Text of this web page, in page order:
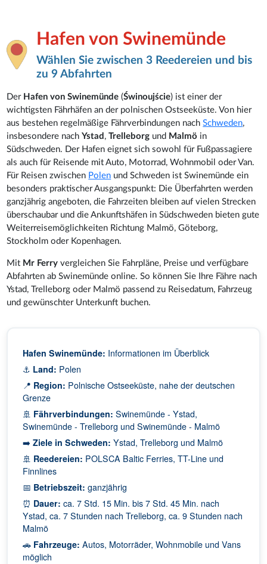
Hafen von Swinemünde
Wählen Sie zwischen 3 Reedereien und bis
zu 9 Abfahrten
Der Hafen von Swinemünde (Świnoujście) ist einer der
wichtigsten Fährhäfen an der polnischen Ostseeküste. Von hier
aus bestehen regelmäßige Fährverbindungen nachSchweden,
insbesondere nachYstad ,Trelleborg und Malmö in
Südschweden. Der Hafen eignet sich sowohl für Fußpassagiere
als auch für Reisende mit Auto, Motorrad, Wohnmobil oder Van.
Für Reisen zwischen Polen und Schweden ist Swinemünde ein
besonders praktischer Ausgangspunkt: Die Überfahrten werden
ganzjährig angeboten, die Fahrzeiten bleiben auf vielen Strecken
überschaubar und die Ankunftshäfen in Südschweden bieten gute
Weiterreisemöglichkeiten Richtung Malmö, Göteborg,
Stockholm oder Kopenhagen.
Mit Mr Ferry vergleichen Sie Fahrpläne, Preise und verfügbare
Abfahrten ab Swinemünde online. So können Sie Ihre Fähre nach
Ystad, Trelleborg oder Malmö passend zu Reisedatum, Fahrzeug
und gewünschter Unterkunft buchen.
Hafen Swinemünde: Informationen im Überblick
⚓ Land: Polen
📍 Region: Polnische Ostseeküste, nahe der deutschen
Grenze
🚢 Fährverbindungen: Swinemünde - Ystad,
Swinemünde - Trelleborg und Swinemünde - Malmö
➡️Ziele in Schweden: Ystad, Trelleborg und Malmö
🚢 Reedereien: POLSCA Baltic Ferries, TT-Line und
Finnlines
📅 Betriebszeit: ganzjährig
⏰ Dauer: ca. 7 Std. 15 Min. bis 7 Std. 45 Min. nach
Ystad, ca. 7 Stunden nach Trelleborg, ca. 9 Stunden nach
Malmö
🚗 Fahrzeuge: Autos, Motorräder, Wohnmobile und Vans
möglich